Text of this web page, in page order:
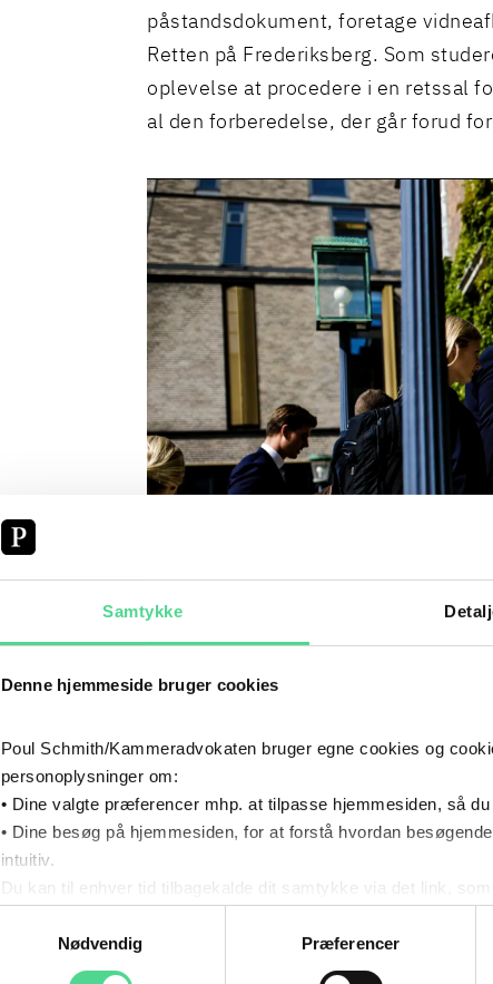
Samtykke
Denne hjemmeside bruger cookies
Poul Schmith/Kammeradvokaten bruger egne cookies og
personoplysninger om:
• Dine valgte præferencer mhp. at tilpasse hjemmesiden, så
• Dine besøg på hjemmesiden, for at forstå hvordan
intuitiv.
Du kan til enhver tid tilbagekalde dit samtykke via det link, som
Læs mere om vores behandling af personoplysninger her.
Nødvendig
Præferencer
påstandsdokument, foretage
Retten på Frederiksberg. Som
oplevelse at procedere i en retssal
al den forberedelse, der går forud
advokat. Gennem en
man mulighed for at anvende den
Det kom især til udtryk i forbindelse
hvor vi deltagere fik indsigt i de